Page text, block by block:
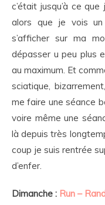
c’était jusqu’à ce
alors que je vois
s’afficher sur ma
dépasser u peu plus
au maximum. Et
sciatique,
me faire une séance
voire même une
là depuis très
coup je suis rentrée
d’enfer.
Dimanche : Run –